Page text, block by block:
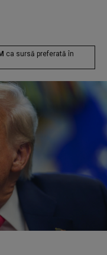
ca sursă preferată în